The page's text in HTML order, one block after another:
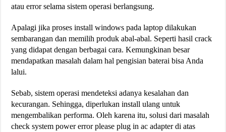
atau error selama sistem operasi berlangsung.
Apalagi jika proses install windows pada laptop dilakukan
sembarangan dan memilih produk abal-abal. Seperti hasil crack
yang didapat dengan berbagai cara. Kemungkinan besar
mendapatkan masalah dalam hal pengisian baterai bisa Anda
lalui.
Sebab, sistem operasi mendeteksi adanya kesalahan dan
kecurangan. Sehingga, diperlukan install ulang untuk
mengembalikan performa. Oleh karena itu, solusi dari masalah
check system power error please plug in ac adapter di atas